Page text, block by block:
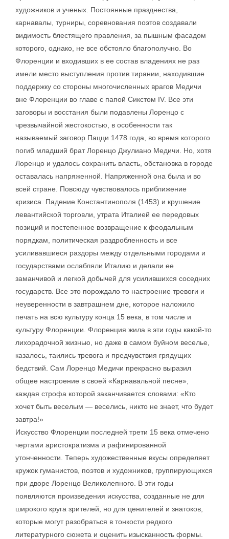
художников и ученых. Постоянные празднества,
карнавалы, турниры, соревнования поэтов создавали
видимость блестящего правления, за пышным фасадом
которого, однако, не все обстояло благополучно. Во
Флоренции и входивших в ее состав владениях не раз
имели место выступления против тирании, находившие
поддержку со стороны многочисленных врагов Медичи
вне Флоренции во главе с папой Сикстом IV. Все эти
заговоры и восстания были подавлены Лоренцо с
чрезвычайной жестокостью, в особенности так
называемый заговор Пацци 1478 года, во время которого
погиб младший брат Лоренцо Джулиано Медичи. Но, хотя
Лоренцо и удалось сохранить власть, обстановка в городе
оставалась напряженной. Напряженной она была и во
всей стране. Повсюду чувствовалось приближение
кризиса. Падение Константинополя (1453) и крушение
левантийской торговли, утрата Италией ее передовых
позиций и постепенное возвращение к феодальным
порядкам, политическая раздробленность и все
усиливавшиеся раздоры между отдельными городами и
государствами ослабляли Италию и делали ее
заманчивой и легкой добычей для усилившихся соседних
государств. Все это порождало то настроение тревоги и
неуверенности в завтрашнем дне, которое наложило
печать на всю культуру конца 15 века, в том числе и
культуру Флоренции. Флоренция жила в эти годы какой-то
лихорадочной жизнью, но даже в самом буйном веселье,
казалось, таились тревога и предчувствия грядущих
бедствий. Сам Лоренцо Медичи прекрасно выразил
общее настроение в своей «Карнавальной песне»,
каждая строфа которой заканчивается словами: «Кто
хочет быть веселым — веселись, никто не знает, что будет
завтра!»
Искусство Флоренции последней трети 15 века отмечено
чертами аристократизма и рафинированной
утонченности. Теперь художественные вкусы определяет
кружок гуманистов, поэтов и художников, группирующихся
при дворе Лоренцо Великолепного. В эти годы
появляются произведения искусства, созданные не для
широкого круга зрителей, но для ценителей и знатоков,
которые могут разобраться в тонкости редкого
литературного сюжета и оценить изысканность формы.